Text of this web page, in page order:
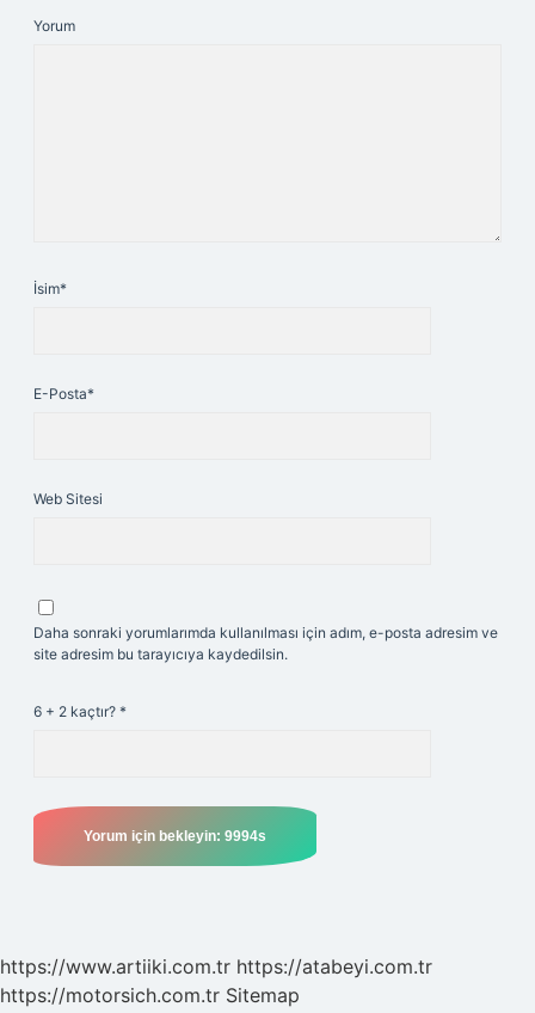
Yorum
İsim*
E-Posta*
Web Sitesi
Daha sonraki yorumlarımda kullanılması için adım, e-posta adresim ve
site adresim bu tarayıcıya kaydedilsin.
6 + 2 kaçtır? *
https://www.artiiki.com.tr https://atabeyi.com.tr
https://motorsich.com.tr Sitemap